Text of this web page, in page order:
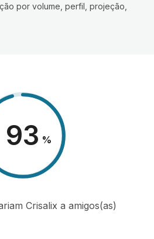
por volume, perfil, projeção,
98 %
Crisalix a amigos(as)